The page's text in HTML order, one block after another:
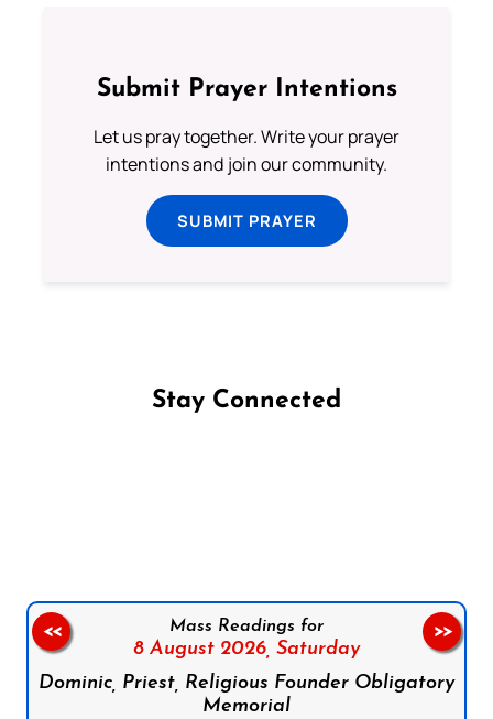
Submit Prayer Intentions
Let us pray together. Write your prayer
intentions and join our community.
SUBMIT PRAYER
Stay Connected
Mass Readings for
8 August 2026, Saturday
Dominic, Priest, Religious Founder Obligatory
Memorial
<< >>